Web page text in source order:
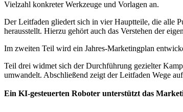
Vielzahl konkreter Werkzeuge und Vorlagen an.
Der Leitfaden gliedert sich in vier Hauptteile, die alle
herausstellt. Hierzu gehört auch das Verstehen der
Im zweiten Teil wird ein Jahres-Marketingplan
Teil drei widmet sich der Durchführung gezielter
umwandelt. Abschließend zeigt der Leitfaden Wege
Ein KI-gesteuerten Roboter unterstützt das